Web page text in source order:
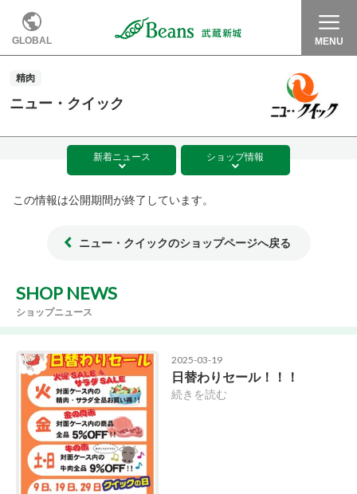
GLOBAL MENU
精肉
ニュー・クイック
新着ニュース ショップ情報
この情報は公開期間が終了しています。
ニュー・クイックのショップページへ戻る
SHOP NEWS
ショップニュース
2025-03-19
日替わりセール！！！
続きを読む